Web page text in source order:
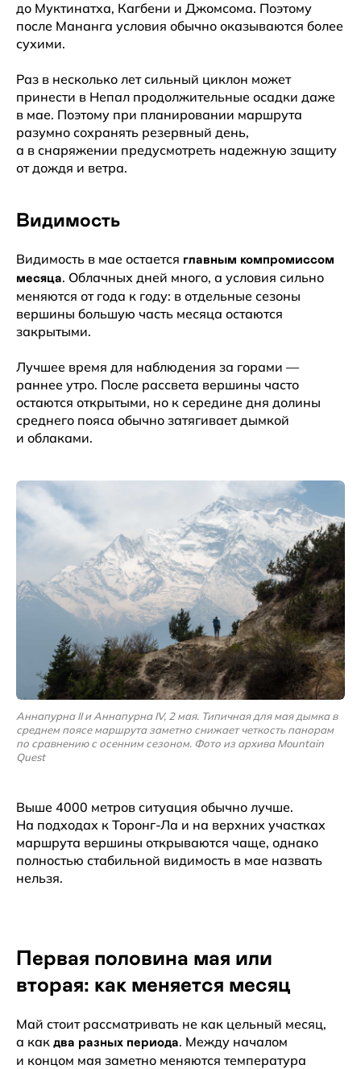
до Муктинатха, Кагбени и Джомсома. Поэтому
после Мананга условия обычно оказываются более
сухими.
Раз в несколько лет сильный циклон может
принести в Непал продолжительные осадки даже
в мае. Поэтому при планировании маршрута
разумно сохранять резервный день,
а в снаряжении предусмотреть надежную защиту
от дождя и ветра.
Видимость
Видимость в мае остается главным компромиссом
месяца. Облачных дней много, а условия сильно
меняются от года к году: в отдельные сезоны
вершины большую часть месяца остаются
закрытыми.
Лучшее время для наблюдения за горами —
раннее утро. После рассвета вершины часто
остаются открытыми, но к середине дня долины
среднего пояса обычно затягивает дымкой
и облаками.
Аннапурна II и Аннапурна IV, 2 мая. Типичная для мая дымка в
среднем поясе маршрута заметно снижает четкость панорам
по сравнению с осенним сезоном. Фото из архива Mountain
Quest
Выше 4000 метров ситуация обычно лучше.
На подходах к Торонг-Ла и на верхних участках
маршрута вершины открываются чаще, однако
полностью стабильной видимость в мае назвать
нельзя.
Первая половина мая или
вторая: как меняется месяц
Май стоит рассматривать не как цельный месяц,
а как два разных периода. Между началом
и концом мая заметно меняются температура